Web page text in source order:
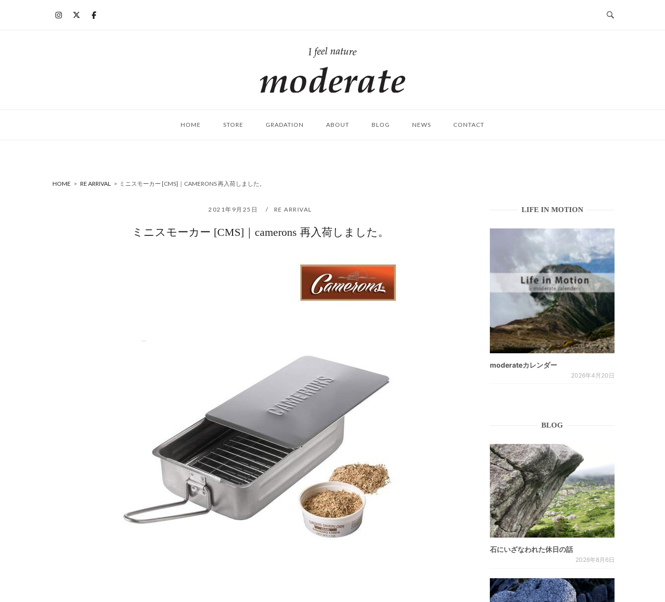
ム
HOME STORE GRADATION ABOUT BLOG NEWS CONTACT
HOME > RE ARRIVAL > ミニスモーカー [CMS]｜CAMERONS 再入荷しました。
2021年9月25日 RE ARRIVAL
ミニスモーカー [CMS]｜camerons 再入荷しました。
LIFE IN MOTION
moderateカレンダー
2026年4月20日
BLOG
石にいざなわれた休日の話
2026年8月6日